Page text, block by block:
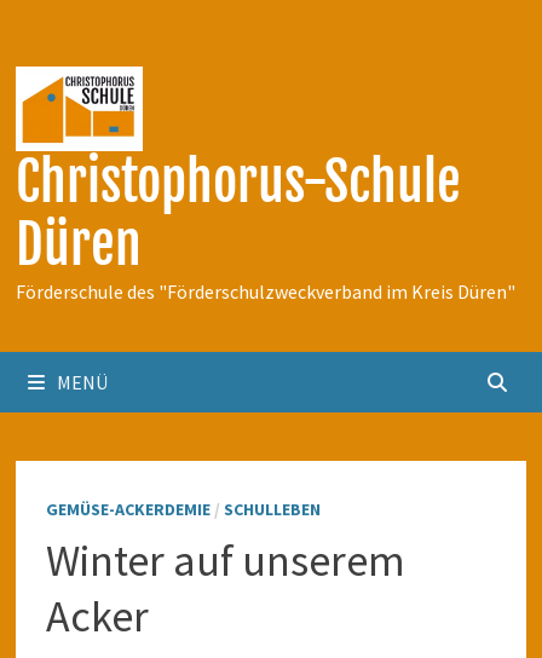
springen
Christophorus-Schule
Düren
Förderschule des "Förderschulzweckverband im Kreis Düren"
MENÜ
GEMÜSE-ACKERDEMIE/ SCHULLEBEN
Winter auf unserem
Acker